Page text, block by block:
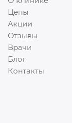
Цены
Акции
Отзывы
Врачи
Блог
Контакты